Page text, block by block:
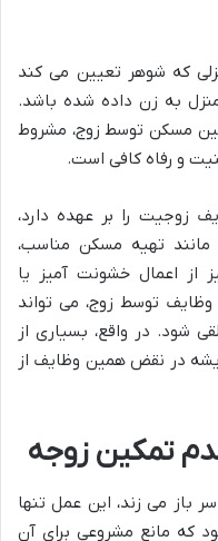
که شوهر تعیین می کند
به زن داده شده باشد.
مسکن توسط زوج، مشروط
و رفاه کافی است.
زوجیت را بر عهده دارد،
مانند تهیه مسکن مناسب،
از اعمال خشونت آمیز یا
توسط زوج، می تواند
شود. در واقع، بسیاری از
در نقض همین وظایف از
تمکین زوجه
باز می زند، این عمل تنها
که مانع مشروعی برای آن